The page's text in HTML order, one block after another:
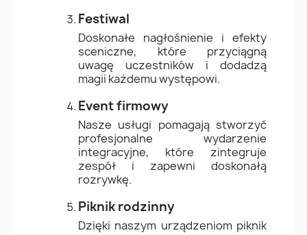
Festiwal
Doskonałe nagłośnienie i efekty
sceniczne, które przyciągną
uwagę uczestników i dodadzą
magii każdemu występowi.
Event firmowy
Nasze usługi pomagają stworzyć
profesjonalne wydarzenie
integracyjne, które zintegruje
zespół i zapewni doskonałą
rozrywkę.
Piknik rodzinny
Dzięki naszym urządzeniom piknik